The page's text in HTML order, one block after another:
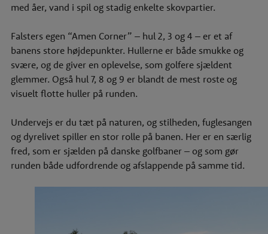
med åer, vand i spil og stadig enkelte skovpartier.
Falsters egen “Amen Corner” – hul 2, 3 og 4 – er et af
banens store højdepunkter. Hullerne er både smukke og
svære, og de giver en oplevelse, som golfere sjældent
glemmer. Også hul 7, 8 og 9 er blandt de mest roste og
visuelt flotte huller på runden.
Undervejs er du tæt på naturen, og stilheden, fuglesangen
og dyrelivet spiller en stor rolle på banen. Her er en særlig
fred, som er sjælden på danske golfbaner – og som gør
runden både udfordrende og afslappende på samme tid.